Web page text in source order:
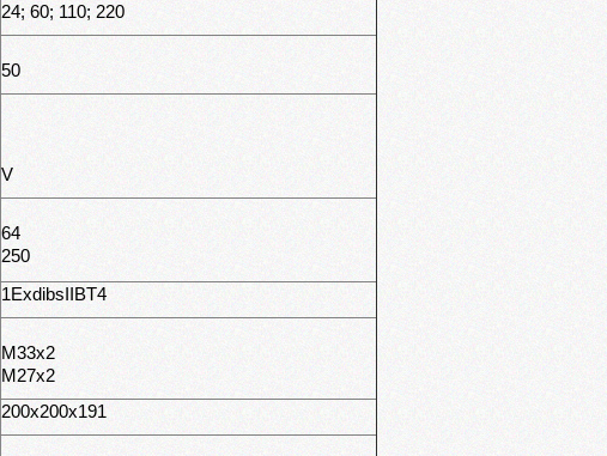
24; 60; 110; 220
50
V
64
250
1ExdibsIIBT4
М33х2
М27х2
200х200х191